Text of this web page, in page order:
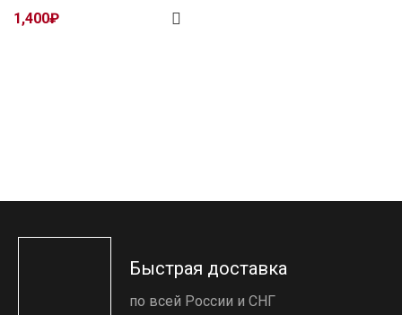
1,400₽
Быстрая доставка
по всей России и СНГ